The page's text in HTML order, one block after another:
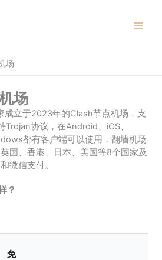
场
场
成立于2023年的Clash节点机场，支
协议，在Android、iOS、
都有客户端可以使用，翻墙机场
国、香港、日本、美国等8个国家及
微信支付。
？
免